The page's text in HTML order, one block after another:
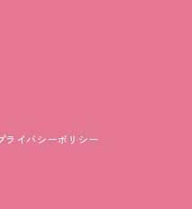
ライバシーポリシー